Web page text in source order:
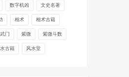
数字机凶 文史名著
相术 相术古籍
门 紫微 紫微斗数
古籍 风水堂